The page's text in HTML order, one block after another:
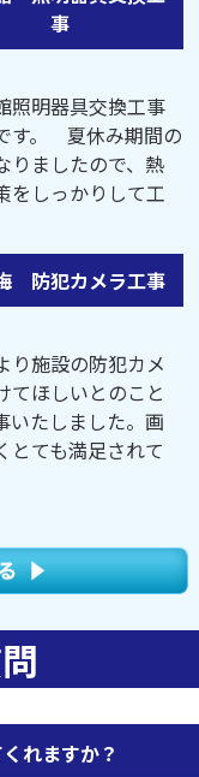
事
照明器具交換工事
す。 夏休み期間の
りましたので、熱
をしっかりして工
防犯カメラ工事
り施設の防犯カメ
てほしいとのこと
いたしました。画
とても満足されて
れますか？